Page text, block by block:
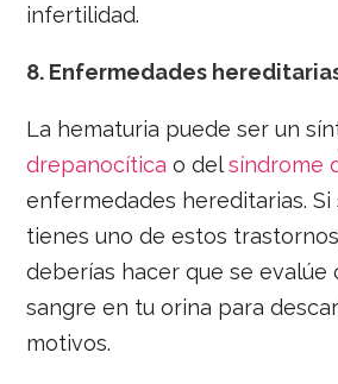
infertilidad.
8. Enfermedades
La hematuria puede ser un
drepanocítica o delsíndrome
enfermedades hereditarias. Si
tienes uno de estos
deberías hacer que se evalúe
sangre en tu orina para
motivos.